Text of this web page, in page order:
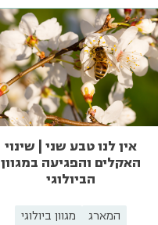
אין לנו טבע שני | שינוי
האקלים והפגיעה במגוון
הביולוגי
המארג
מגוון ביולוגי